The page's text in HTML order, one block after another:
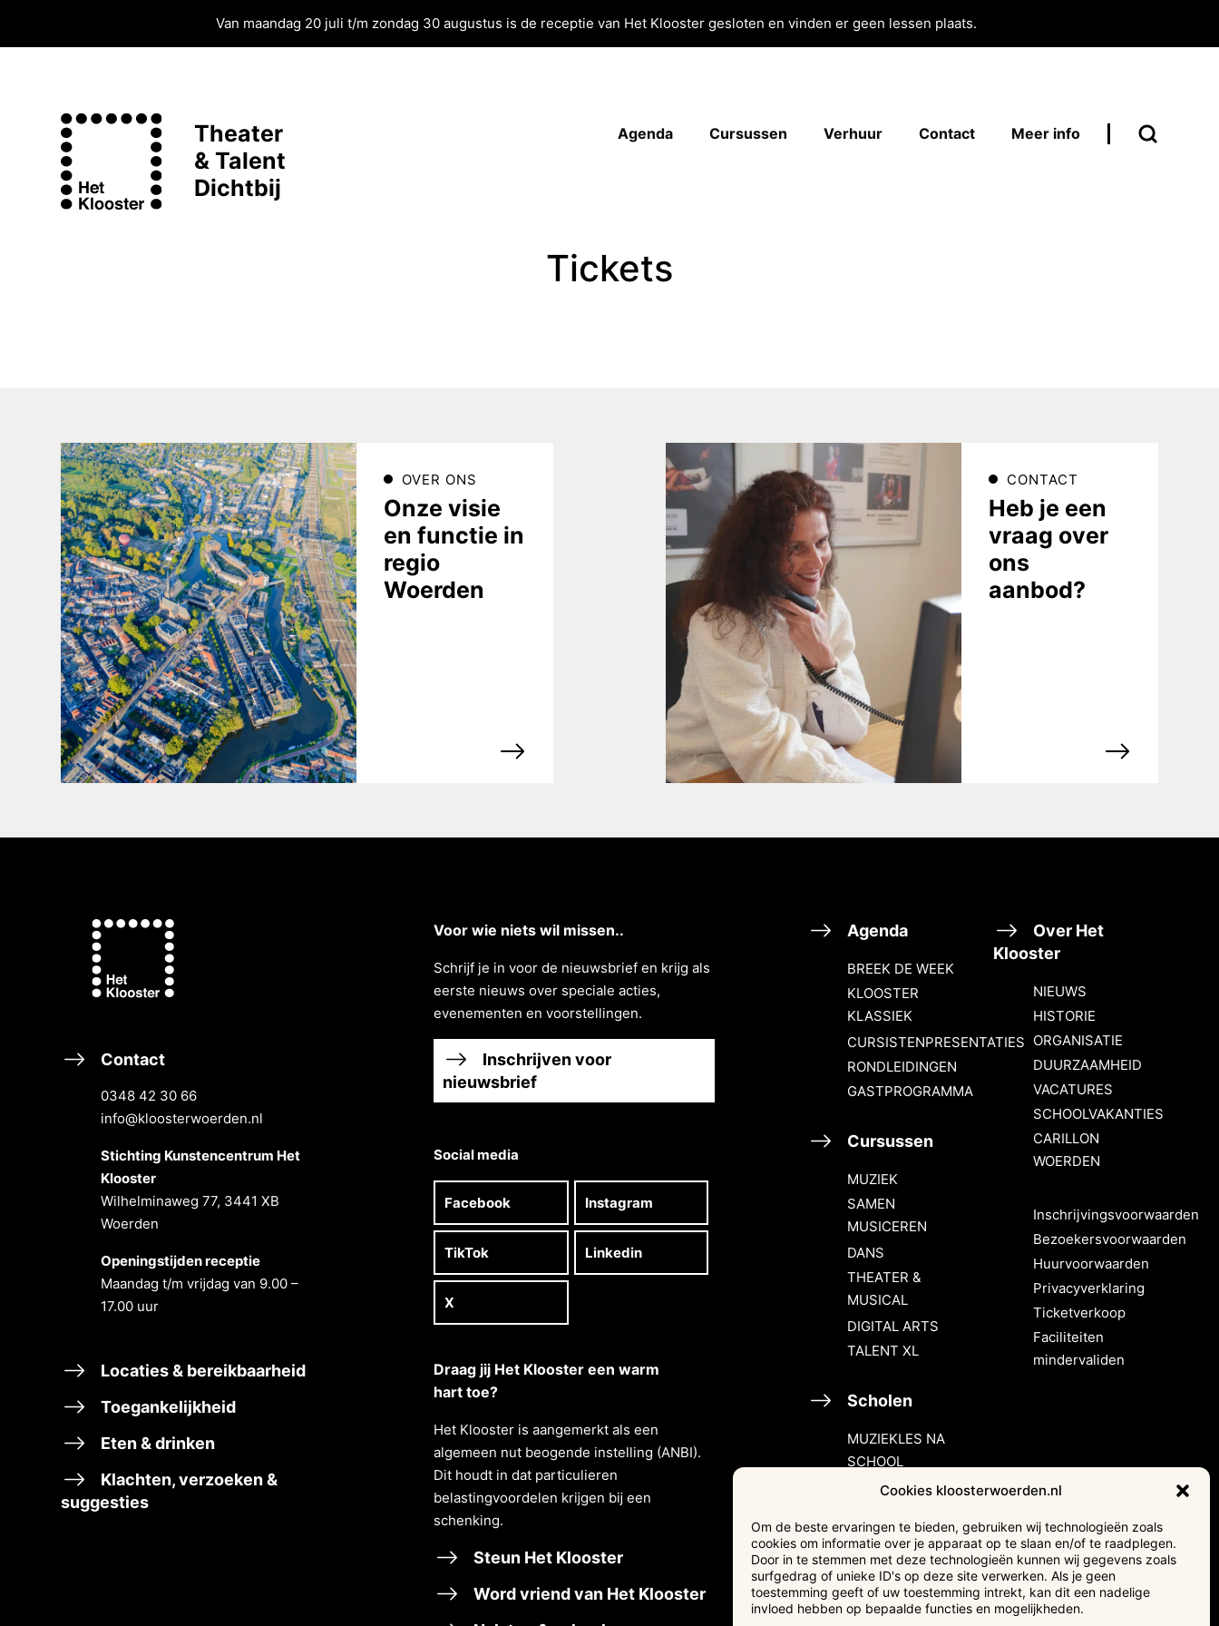
Cookies kloosterwoerden.nl
Om de beste ervaringen te bieden, gebruiken wij technologieën zoals
cookies om informatie over je apparaat op te slaan en/of te raadplegen.
Door in te stemmen met deze technologieën kunnen wij gegevens zoals
surfgedrag of unieke ID's op deze site verwerken. Als je geen
toestemming geeft of uw toestemming intrekt, kan dit een nadelige
invloed hebben op bepaalde functies en mogelijkheden.
Van maandag 20 juli t/m zondag 30 augustus is de receptie van Het Klooster gesloten en vinden er geen lessen plaats.
Theater
& Talent
Dichtbij
Agenda Cursussen Verhuur Contact Meer info
Tickets
OVER ONS
Onze visie
en functie in
regio
Woerden
CONTACT
Heb je een
vraag over
ons
aanbod?
Contact
0348 42 30 66
info@kloosterwoerden.nl
Stichting Kunstencentrum Het
Klooster
Wilhelminaweg 77, 3441 XB
Woerden
Openingstĳden receptie
Maandag t/m vrĳdag van 9.00 –
17.00 uur
Locaties & bereikbaarheid
Toegankelijkheid
Eten & drinken
Klachten, verzoeken &
suggesties
Voor wie niets wil missen..
Schrĳf je in voor de nieuwsbrief en krĳg als
eerste nieuws over speciale acties,
evenementen en voorstellingen.
Inschrijven voor
nieuwsbrief
Social media
Facebook Instagram
TikTok Linkedin
X
Draag jij Het Klooster een warm
hart toe?
Het Klooster is aangemerkt als een
algemeen nut beogende instelling (ANBI).
Dit houdt in dat particulieren
belastingvoordelen krĳgen bĳ een
schenking.
Steun Het Klooster
Word vriend van Het Klooster
Agenda
BREEK DE WEEK
KLOOSTER
KLASSIEK
CURSISTENPRESENTATIES
RONDLEIDINGEN
GASTPROGRAMMA
Cursussen
MUZIEK
SAMEN
MUSICEREN
DANS
THEATER &
MUSICAL
DIGITAL ARTS
TALENT XL
Scholen
MUZIEKLES NA
SCHOOL
HALLO MUZIEK!
Verhuur &
events
Adverteren
Over Het
Klooster
NIEUWS
HISTORIE
ORGANISATIE
DUURZAAMHEID
VACATURES
SCHOOLVAKANTIES
CARILLON
WOERDEN
Inschrijvingsvoorwaarden
Bezoekersvoorwaarden
Huurvoorwaarden
Privacyverklaring
Ticketverkoop
Faciliteiten
mindervaliden